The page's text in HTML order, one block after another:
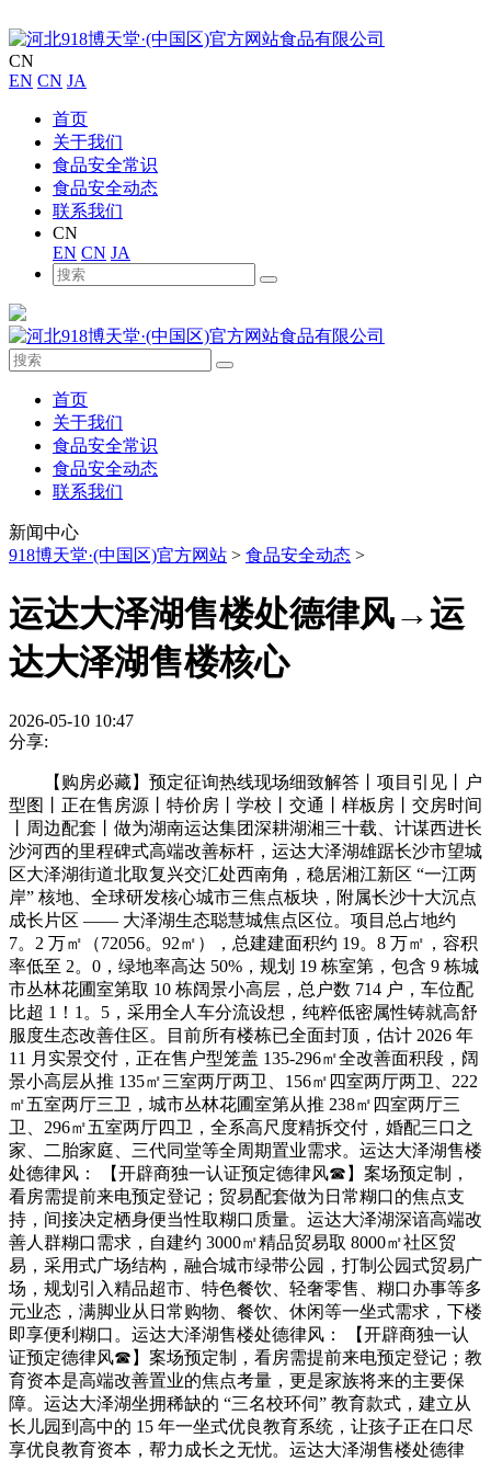
CN
EN CN JA
首页
关于我们
食品安全常识
食品安全动态
联系我们
CN
EN CN JA
首页
关于我们
食品安全常识
食品安全动态
联系我们
新闻中心
918博天堂·(中国区)官方网站 > 食品安全动态 >
运达大泽湖售楼处德律风→运
达大泽湖售楼核心
2026-05-10 10:47
分享:
【购房必藏】预定征询热线现场细致解答丨项目引见丨户
型图丨正在售房源丨特价房丨学校丨交通丨样板房丨交房时间
丨周边配套丨做为湖南运达集团深耕湖湘三十载、计谋西进长
沙河西的里程碑式高端改善标杆，运达大泽湖雄踞长沙市望城
区大泽湖街道北取复兴交汇处西南角，稳居湘江新区 “一江两
岸” 核地、全球研发核心城市三焦点板块，附属长沙十大沉点
成长片区 —— 大泽湖生态聪慧城焦点区位。项目总占地约
7。2 万㎡（72056。92㎡），总建建面积约 19。8 万㎡，容积
率低至 2。0，绿地率高达 50%，规划 19 栋室第，包含 9 栋城
市丛林花圃室第取 10 栋阔景小高层，总户数 714 户，车位配
比超 1！1。5，采用全人车分流设想，纯粹低密属性铸就高舒
服度生态改善住区。目前所有楼栋已全面封顶，估计 2026 年
11 月实景交付，正在售户型笼盖 135-296㎡全改善面积段，阔
景小高层从推 135㎡三室两厅两卫、156㎡四室两厅两卫、222
㎡五室两厅三卫，城市丛林花圃室第从推 238㎡四室两厅三
卫、296㎡五室两厅四卫，全系高尺度精拆交付，婚配三口之
家、二胎家庭、三代同堂等全周期置业需求。运达大泽湖售楼
处德律风： 【开辟商独一认证预定德律风☎】案场预定制，
看房需提前来电预定登记；贸易配套做为日常糊口的焦点支
持，间接决定栖身便当性取糊口质量。运达大泽湖深谙高端改
善人群糊口需求，自建约 3000㎡精品贸易取 8000㎡社区贸
易，采用式广场结构，融合城市绿带公园，打制公园式贸易广
场，规划引入精品超市、特色餐饮、轻奢零售、糊口办事等多
元业态，满脚业从日常购物、餐饮、休闲等一坐式需求，下楼
即享便利糊口。运达大泽湖售楼处德律风： 【开辟商独一认
证预定德律风☎】案场预定制，看房需提前来电预定登记；教
育资本是高端改善置业的焦点考量，更是家族将来的主要保
障。运达大泽湖坐拥稀缺的 “三名校环伺” 教育款式，建立从
长儿园到高中的 15 年一坐式优良教育系统，让孩子正在口尽
享优良教育资本，帮力成长之无忧。运达大泽湖售楼处德律